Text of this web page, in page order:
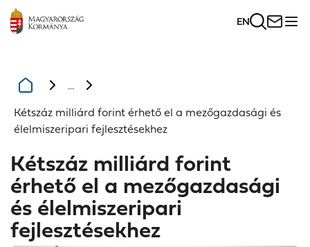
EN
...
Kétszáz milliárd forint érhető el a mezőgazdasági és
élelmiszeripari fejlesztésekhez
Kétszáz milliárd forint
érhető el a mezőgazdasági
és élelmiszeripari
fejlesztésekhez